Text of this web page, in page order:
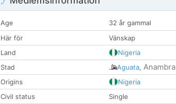
Age
32 år gammal
Här för
Vänskap
Land
Nigeria
Stad
Aguata, Anambra
Origins
Nigeria
Civil status
Single